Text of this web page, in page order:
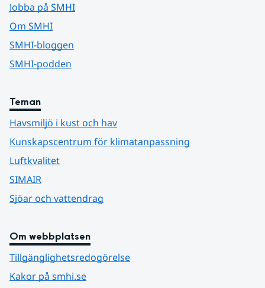
Jobba på SMHI
Om SMHI
SMHI-bloggen
SMHI-podden
Teman
Havsmiljö i kust och hav
Kunskapscentrum för klimatanpassning
Luftkvalitet
SIMAIR
Sjöar och vattendrag
Om webbplatsen
Tillgänglighetsredogörelse
Kakor på smhi.se